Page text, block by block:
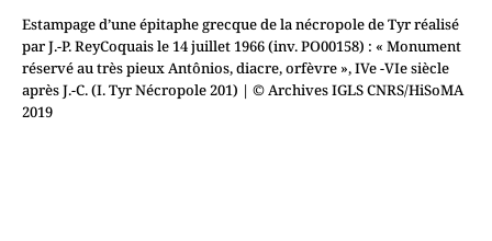
Estampage d’une épitaphe grecque de la nécropole de Tyr réalisé
par J.-P. ReyCoquais le 14 juillet 1966 (inv. PO00158) : « Monument
réservé au très pieux Antônios, diacre, orfèvre », IVe -VIe siècle
après J.-C. (I. Tyr Nécropole 201) | © Archives IGLS CNRS/HiSoMA
2019